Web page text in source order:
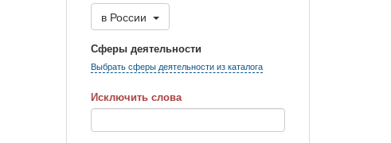
в России
Сферы деятельности
Выбрать сферы деятельности из каталога
Исключить слова